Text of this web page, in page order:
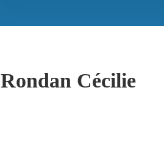
Rondan Cécilie